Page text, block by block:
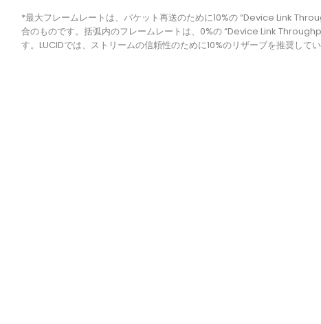
*最大フレームレートは、パケット再送のために10%の “Device Link
合のものです。括弧内のフレームレートは、0%の “Device Link
す。LUCIDでは、ストリームの信頼性のために10%のリザーブを推奨してい